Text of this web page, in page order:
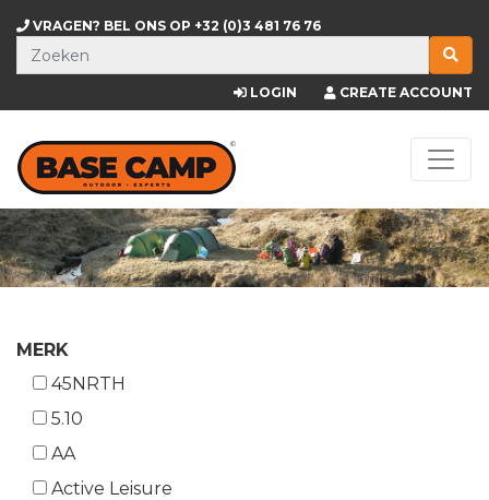
VRAGEN? BEL ONS OP +32 (0)3 481 76 76
LOGIN CREATE ACCOUNT
MERK
45NRTH
5.10
AA
Active Leisure